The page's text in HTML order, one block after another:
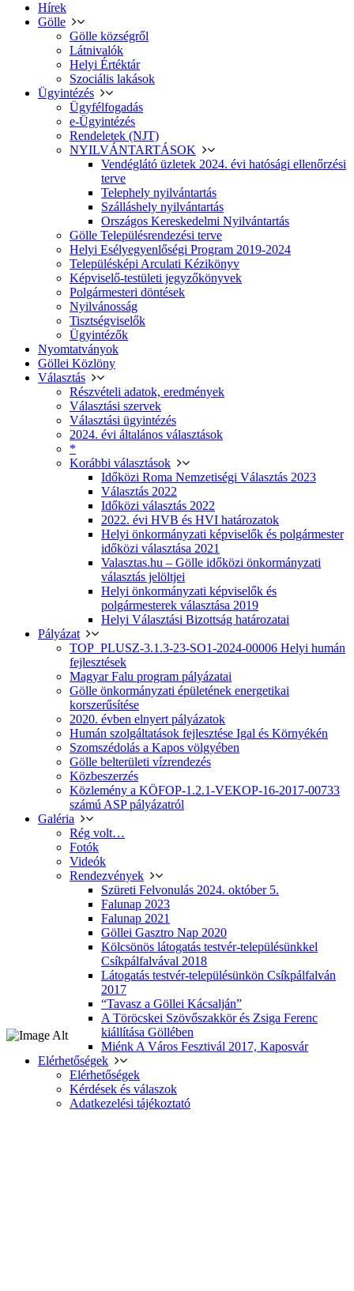
Hírek
Gölle
Gölle községről
Látnivalók
Helyi Értéktár
Szociális lakások
Ügyintézés
Ügyfélfogadás
e-Ügyintézés
Rendeletek (NJT)
NYILVÁNTARTÁSOK
Vendéglátó üzletek 2024. évi hatósági ellenőrzési
terve
Telephely nyilvántartás
Szálláshely nyilvántartás
Országos Kereskedelmi Nyilvántartás
Gölle Településrendezési terve
Helyi Esélyegyenlőségi Program 2019-2024
Településképi Arculati Kézikönyv
Képviselő-testületi jegyzőkönyvek
Polgármesteri döntések
Nyilvánosság
Tisztségviselők
Ügyintézők
Nyomtatványok
Göllei Közlöny
Választás
Részvételi adatok, eredmények
Választási szervek
Választási ügyintézés
2024. évi általános választások
*
Korábbi választások
Időközi Roma Nemzetiségi Választás 2023
Választás 2022
Időközi választás 2022
2022. évi HVB és HVI határozatok
Helyi önkormányzati képviselők és polgármester
időközi választása 2021
Valasztas.hu – Gölle időközi önkormányzati
választás jelöltjei
Helyi önkormányzati képviselők és
polgármesterek választása 2019
Helyi Választási Bizottság határozatai
Pályázat
TOP_PLUSZ-3.1.3-23-SO1-2024-00006 Helyi humán
fejlesztések
Magyar Falu program pályázatai
Gölle önkormányzati épületének energetikai
korszerűsítése
2020. évben elnyert pályázatok
Humán szolgáltatások fejlesztése Igal és Környékén
Szomszédolás a Kapos völgyében
Gölle belterületi vízrendezés
Közbeszerzés
Közlemény a KÖFOP-1.2.1-VEKOP-16-2017-00733
számú ASP pályázatról
Galéria
Rég volt…
Fotók
Videók
Rendezvények
Szüreti Felvonulás 2024. október 5.
Falunap 2023
Falunap 2021
Göllei Gasztro Nap 2020
Kölcsönös látogatás testvér-településünkkel
Csíkpálfalvával 2018
Látogatás testvér-településünkön Csíkpálfalván
2017
“Tavasz a Göllei Kácsalján”
A Töröcskei Szövőszakkör és Zsiga Ferenc
kiállítása Göllében
Miénk A Város Fesztivál 2017, Kaposvár
Elérhetőségek
Elérhetőségek
Kérdések és válaszok
Adatkezelési tájékoztató